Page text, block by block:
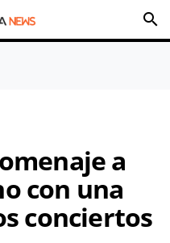
search
a
con una
conciertos